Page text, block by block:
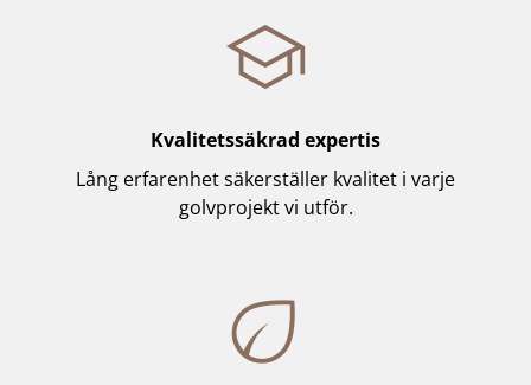
school
Kvalitetssäkrad expertis
Lång erfarenhet säkerställer kvalitet i varje
golvprojekt vi utför.
eco